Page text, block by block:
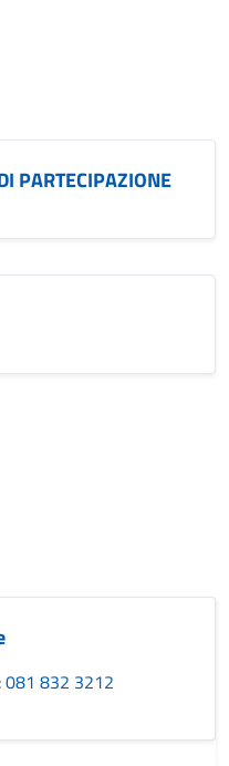
PARTECIPAZIONE
081 832 3212